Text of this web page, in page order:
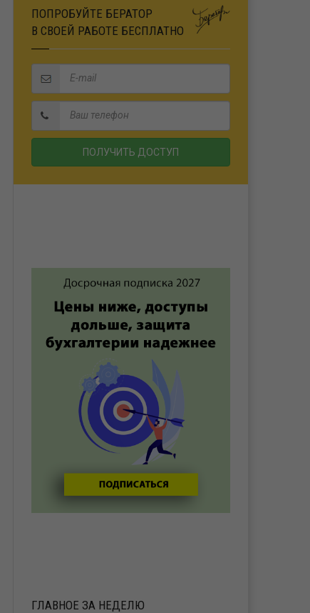
ПОПРОБУЙТЕ БЕРАТОР
В СВОЕЙ РАБОТЕ БЕСПЛАТНО
ГЛАВНОЕ ЗА НЕДЕЛЮ